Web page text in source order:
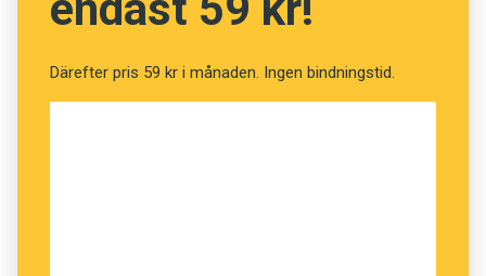
Därefter pris 59 kr i månaden. Ingen bindningstid.